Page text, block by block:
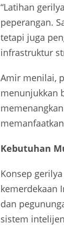
“Latihan
peperangan.
tetapi juga
infrastruktur
Amir menilai,
menunjukkan
Kebutuhan
Konsep
kemerdekaan
dan
sistem